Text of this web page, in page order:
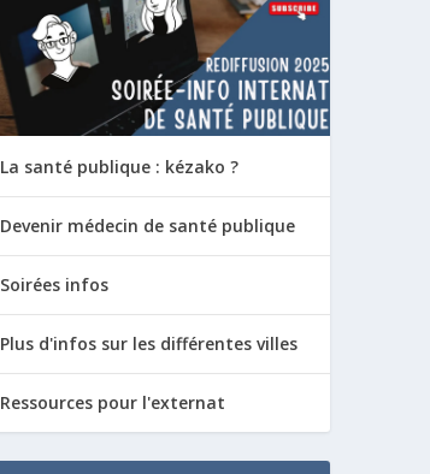
La santé publique : kézako ?
Devenir médecin de santé publique
Soirées infos
Plus d'infos sur les différentes villes
Ressources pour l'externat